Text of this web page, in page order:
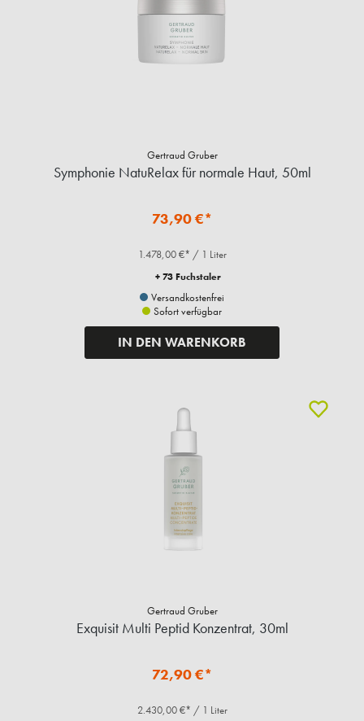
Gertraud Gruber
Symphonie NatuRelax für normale Haut, 50ml
73,90 €*
1.478,00 €* / 1 Liter
+ 73 Fuchstaler
Versandkostenfrei
Sofort verfügbar
IN DEN WARENKORB
Gertraud Gruber
Exquisit Multi Peptid Konzentrat, 30ml
72,90 €*
2.430,00 €* / 1 Liter